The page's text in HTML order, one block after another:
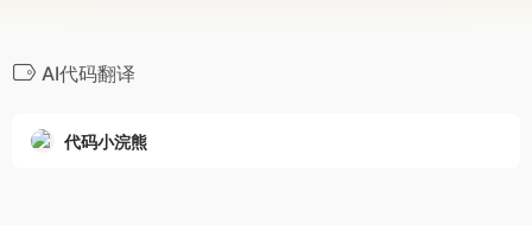
AI代码翻译
代码小浣熊